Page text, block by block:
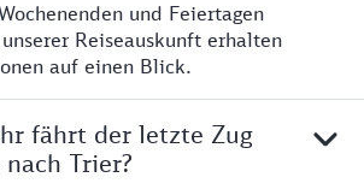
und Feiertagen
Reiseauskunft erhalten
auf einen Blick.
fährt der letzte Zug
Trier?